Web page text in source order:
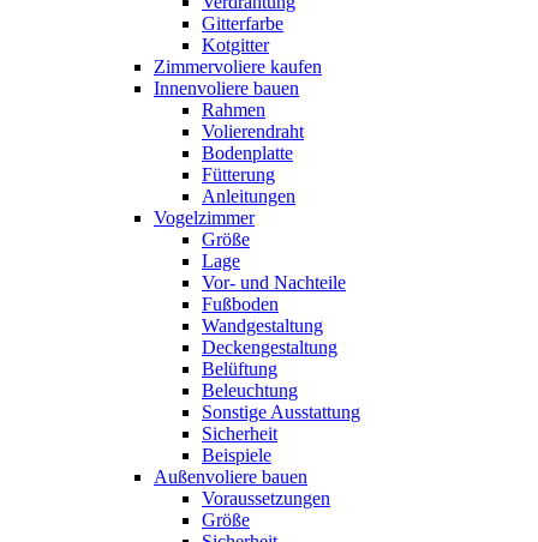
Gitterfarbe
Kotgitter
Zimmervoliere kaufen
Innenvoliere bauen
Rahmen
Volierendraht
Bodenplatte
Fütterung
Anleitungen
Vogelzimmer
Größe
Lage
Vor- und Nachteile
Fußboden
Wandgestaltung
Deckengestaltung
Belüftung
Beleuchtung
Sonstige Ausstattung
Sicherheit
Beispiele
Außenvoliere bauen
Voraussetzungen
Größe